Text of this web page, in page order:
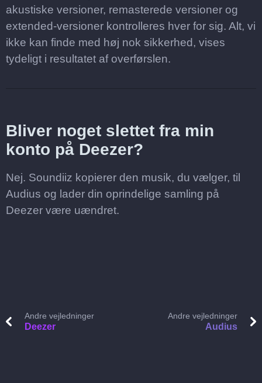
akustiske versioner, remasterede versioner og
extended-versioner kontrolleres hver for sig. Alt, vi
ikke kan finde med høj nok sikkerhed, vises
tydeligt i resultatet af overførslen.
Bliver noget slettet fra min
konto på Deezer?
Nej. Soundiiz kopierer den musik, du vælger, til
Audius og lader din oprindelige samling på
Deezer være uændret.
Andre vejledninger
Deezer
Andre vejledninger
Audius